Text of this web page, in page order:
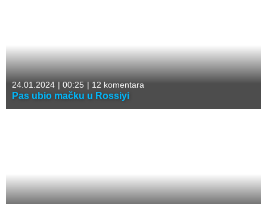
24.01.2024 | 00:25 | 12 komentara
Pas ubio mačku u Rossiyi